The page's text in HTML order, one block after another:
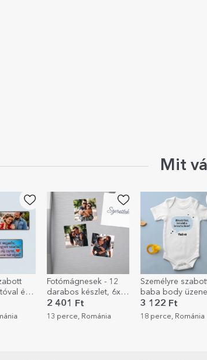
Mit
és
Fotómágnesek - 12
darabos készlet, 6x6
cm
2 401 Ft
13 perce, Románia
Személyre
baba body
- Nasi kérés
3 122 Ft
18 perce, Románia